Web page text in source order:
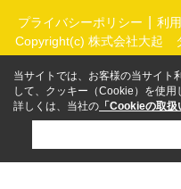
プライバシーポリシー 利
Copyright(c) 株式会社大起
当サイトでは、お客様の当サイト
して、クッキー（Cookie）を使用
詳しくは、当社の 「Cookieの取扱